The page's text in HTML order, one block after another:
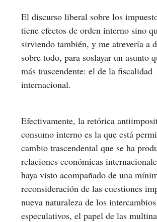
El discurso liberal sobre los
tiene efectos de orden interno sino
sirviendo también, y me atrevería a
sobre todo, para soslayar un asunto
más trascendente: el de la fiscalidad
internacional.
Efectivamente, la retórica
consumo interno es la que está
cambio trascendental que se ha
relaciones económicas
haya visto acompañado de una
reconsideración de las cuestiones
nueva naturaleza de los
especulativos, el papel de las